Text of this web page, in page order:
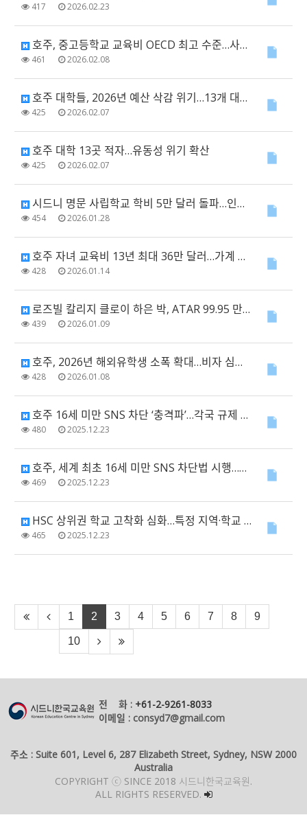
417 2026.02.23
호주, 중고등학교 교육비 OECD 최고 수준…사립학교 의존과 비용 격차 심화
461 2026.02.08
호주 대학들, 2026년 예산 삭감 위기…13개 대학 적자·재정 압박 심화
425 2026.02.07
호주 대학 13곳 적자…유동성 위기 확산
425 2026.02.07
시드니 명문 사립학교 학비 5만 달러 돌파…인상률 물가 상승률 상회
454 2026.01.28
호주 자녀 교육비 13년 최대 36만 달러…가계 부담 심화
428 2026.01.14
로즈빌 칼리지 클로이 하은 박, ATAR 99.95 만점…“비법은 꾸준함과 유연성”
439 2026.01.09
호주, 2026년 해외유학생 소폭 확대…비자 심사는 더 엄격해진다
428 2026.01.08
호주 16세 미만 SNS 차단 ‘충격파’…각국 규제 검토 속 플랫폼 반발·대응 엇갈려
480 2025.12.23
호주, 세계 최초 16세 미만 SNS 차단법 시행…12월 10일부터 전면 적용
469 2025.12.23
HSC 상위권 학교 고착화 심화…특정 지역·학교 유형 집중 뚜렷
465 2025.12.23
1 2 3 4 5 6 7 8 9
10
전 화 : +61-2-9261-8033
이메일 : consyd7@gmail.com
주소 : Suite 601, Level 6, 287 Elizabeth Street, Sydney, NSW 2000
Australia
COPYRIGHT ⓒ SINCE 2018 시드니한국교육원.
ALL RIGHTS RESERVED.